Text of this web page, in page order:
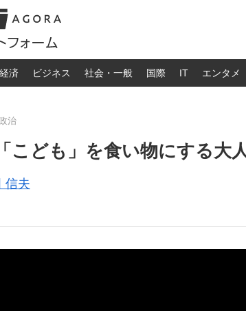
経済 ビジネス 社会・一般 国際 IT エンタメ
治
こども」を食い物にする大
信夫